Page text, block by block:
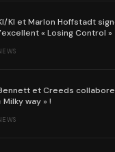
KI et Marlon Hoffstadt
« Losing Control »
et Creeds
Milky way » !